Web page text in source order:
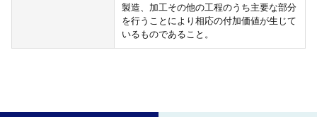
製造、加工その他の工程のうち主要な部分
を行うことにより相応の付加価値が生じて
いるものであること。